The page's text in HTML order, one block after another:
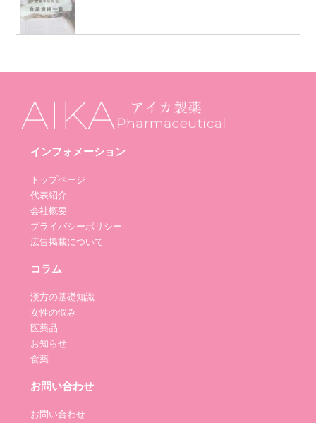
インフォメーション
トップページ
代表紹介
会社概要
プライバシーポリシー
広告掲載について
コラム
漢方の基礎知識
女性の悩み
医薬品
お知らせ
食薬
お問い合わせ
お問い合わせ